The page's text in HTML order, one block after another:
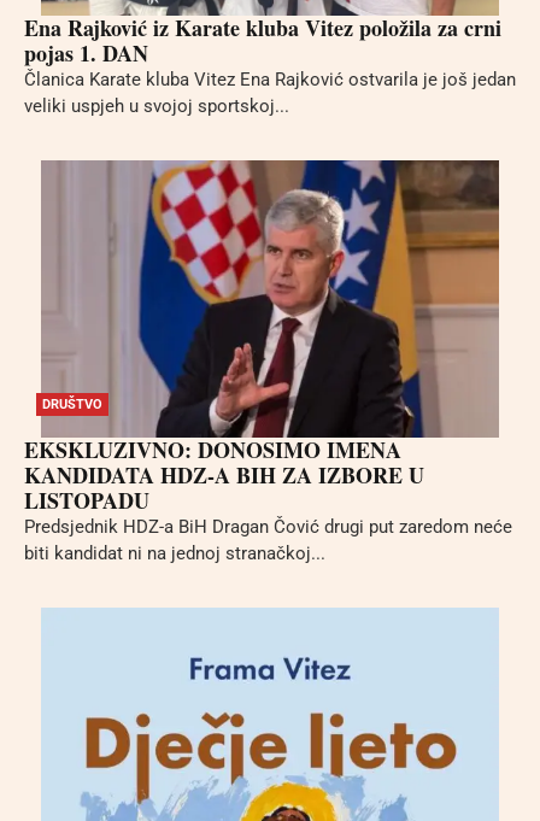
Ena Rajković iz Karate kluba Vitez položila za crni
pojas 1. DAN
Članica Karate kluba Vitez Ena Rajković ostvarila je još jedan
veliki uspjeh u svojoj sportskoj...
DRUŠTVO
EKSKLUZIVNO: DONOSIMO IMENA
KANDIDATA HDZ-A BIH ZA IZBORE U
LISTOPADU
Predsjednik HDZ-a BiH Dragan Čović drugi put zaredom neće
biti kandidat ni na jednoj stranačkoj...